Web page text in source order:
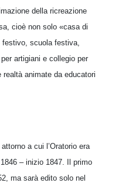
della ricreazione
cioè non solo «casa di
festivo, scuola festiva,
artigiani e collegio per
animate da educatori
a cui l’Oratorio era
– inizio 1847. Il primo
ma sarà edito solo nel